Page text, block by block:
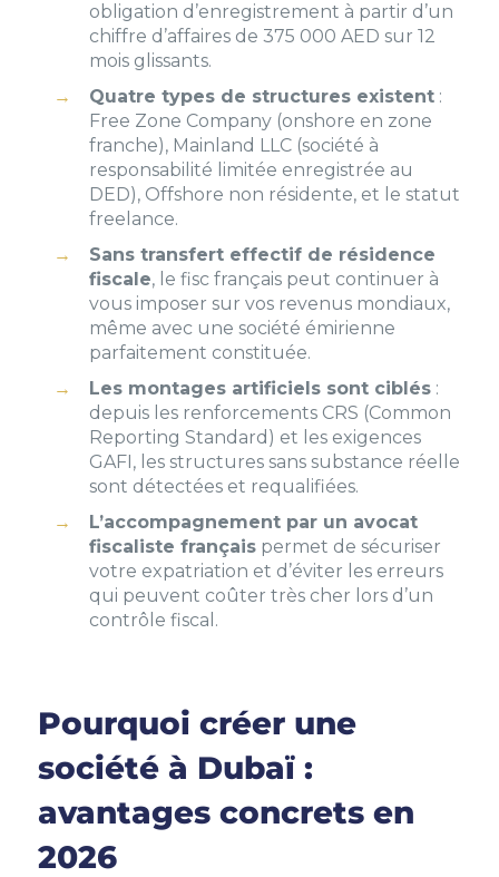
obligation d’enregistrement à partir d’un
chiffre d’affaires de 375 000 AED sur 12
mois glissants.
Quatre types de structures existent:
Free Zone Company (onshore en zone
franche), Mainland LLC (société à
responsabilité limitée enregistrée au
DED), Offshore non résidente, et le statut
freelance.
Sans transfert effectif de résidence
fiscale, le fisc français peut continuer à
vous imposer sur vos revenus mondiaux,
même avec une société émirienne
parfaitement constituée.
Les montages artificiels sont ciblés:
depuis les renforcements CRS (Common
Reporting Standard) et les exigences
GAFI, les structures sans substance réelle
sont détectées et requalifiées.
L’accompagnement par un avocat
fiscaliste françaispermet de sécuriser
votre expatriation et d’éviter les erreurs
qui peuvent coûter très cher lors d’un
contrôle fiscal.
Pourquoi créer une
société à Dubaï :
avantages concrets en
2026